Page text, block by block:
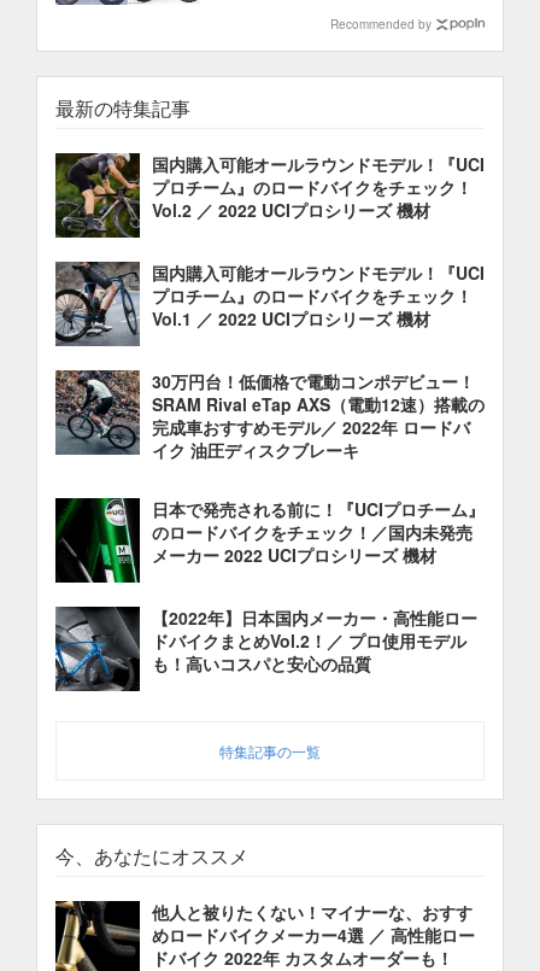
Recommended by
最新の特集記事
国内購入可能オールラウンドモデル！『UCI
プロチーム』のロードバイクをチェック！
Vol.2 ／ 2022 UCIプロシリーズ 機材
国内購入可能オールラウンドモデル！『UCI
プロチーム』のロードバイクをチェック！
Vol.1 ／ 2022 UCIプロシリーズ 機材
30万円台！低価格で電動コンポデビュー！
SRAM Rival eTap AXS（電動12速）搭載の
完成車おすすめモデル／ 2022年 ロードバ
イク 油圧ディスクブレーキ
日本で発売される前に！『UCIプロチーム』
のロードバイクをチェック！／国内未発売
メーカー 2022 UCIプロシリーズ 機材
【2022年】日本国内メーカー・高性能ロー
ドバイクまとめVol.2！／ プロ使用モデル
も！高いコスパと安心の品質
特集記事の一覧
今、あなたにオススメ
他人と被りたくない！マイナーな、おすす
めロードバイクメーカー4選 ／ 高性能ロー
ドバイク 2022年 カスタムオーダーも！